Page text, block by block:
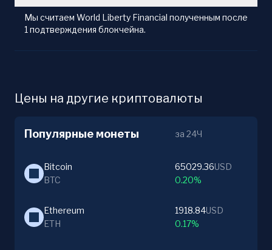
Мы считаем World Liberty Financial полученным после
1 подтверждения блокчейна.
Цены на другие криптовалюты
Популярные монеты за 24Ч
Bitcoin
BTC
65029.36USD
0.20%
Ethereum
ETH
1918.84USD
0.17%